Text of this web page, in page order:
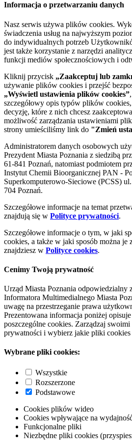
Informacja o przetwarzaniu danych
Nasz serwis używa plików cookies.
świadczenia usług na najwyższym
do indywidualnych potrzeb
jest także korzystanie z narzędzi
funkcji mediów społecznościowych i
Kliknij przycisk „Zaakceptuj lub
używanie plików cookies i przejść
„Wyświetl ustawienia plików cookies”
szczegółowy opis typów plików
decyzję, które z nich chcesz
możliwość zarządzania ustawieniami
strony umieściliśmy link do "Zmień
Administratorem danych osobowych
Prezydent Miasta Poznania z siedzibą
61-841 Poznań, natomiast podmiotem
Instytut Chemii Bioorganicznej PAN -
Superkomputerowo-Sieciowe (PCSS)
704 Poznań.
Szczegółowe informacje na temat
znajdują się w Polityce prywatności.
Szczegółowe informacje o tym, w jaki
cookies, a także w jaki sposób można je
znajdziesz w Polityce cookies.
Cenimy Twoją prywatność
Urząd Miasta Poznania odpowiedzialny
Informatora Multimedialnego Miasta
uwagę na przestrzeganie prawa
Prezentowana informacja poniżej
poszczególne cookies. Zarządzaj
prywatności i wybierz jakie pliki cookies
Wybrane pliki cookies:
Wszystkie
Rozszerzone
Podstawowe
Cookies plików wideo
Cookies wpływające na
Funkcjonalne pliki
Niezbędne pliki cookies